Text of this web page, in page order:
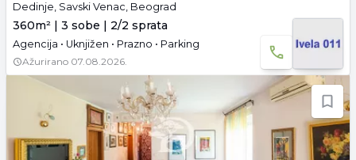
Dedinje, Savski Venac, Beograd
360m² | 3 sobe | 2/2 sprata
Agencija • Uknjižen • Prazno • Parking
Ažurirano 07.08.2026.